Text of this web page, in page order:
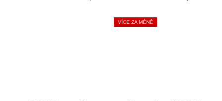
vrchních...
VÍCE ZA MÉNĚ